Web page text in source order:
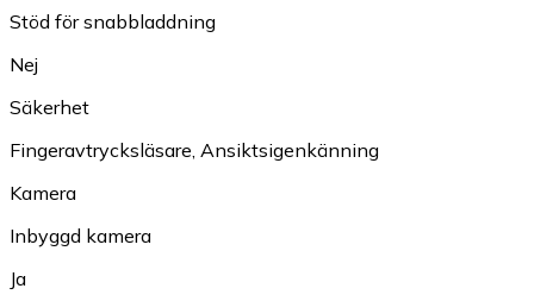
Stöd för snabbladdning
Nej
Säkerhet
Fingeravtrycksläsare, Ansiktsigenkänning
Kamera
Inbyggd kamera
Ja